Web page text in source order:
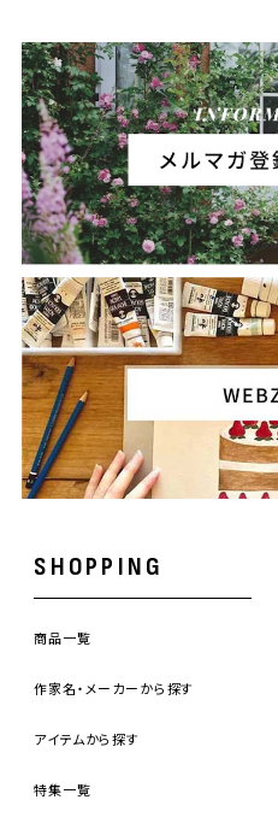
SHOPPING
商品一覧
作家名・メーカーから探す
アイテムから探す
特集一覧